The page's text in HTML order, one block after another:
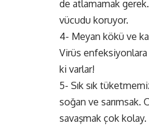
de atlamamak
vücudu koruyor.
4- Meyan kökü ve
Virüs enfeksiyonlara
ki varlar!
5- Sık sık
soğan ve sarımsak.
savaşmak çok kolay.